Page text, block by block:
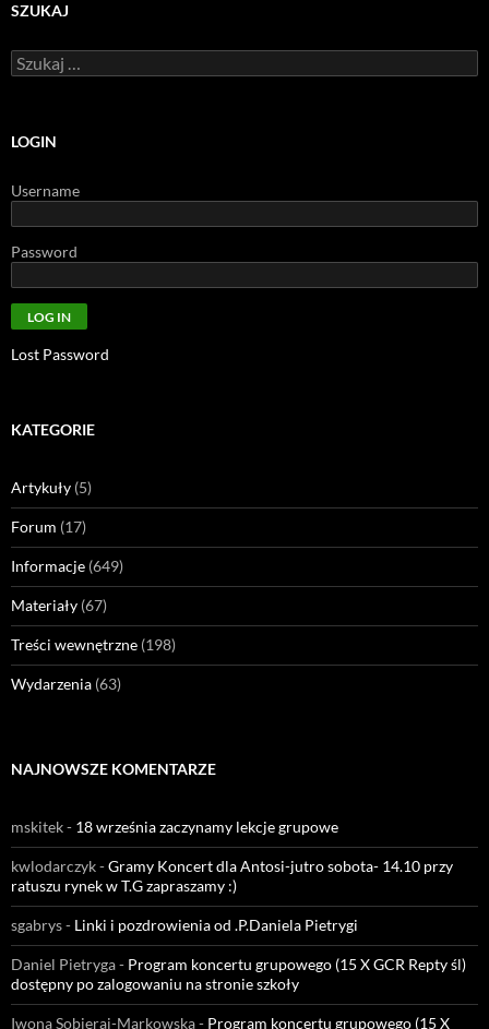
SZUKAJ
Szukaj:
LOGIN
Username
Password
Lost Password
KATEGORIE
Artykuły (5)
Forum (17)
Informacje (649)
Materiały (67)
Treści wewnętrzne (198)
Wydarzenia (63)
NAJNOWSZE KOMENTARZE
mskitek- 18 września zaczynamy lekcje grupowe
kwlodarczyk-Gramy Koncert dla Antosi-jutro sobota- 14.10 przy
ratuszu rynek w T.G zapraszamy :)
sgabrys- Linki i pozdrowienia od .P.Daniela Pietrygi
Daniel Pietryga- Program koncertu grupowego (15 X GCR Repty śl)
dostępny po zalogowaniu na stronie szkoły
Iwona Sobieraj-Markowska- Program koncertu grupowego (15 X